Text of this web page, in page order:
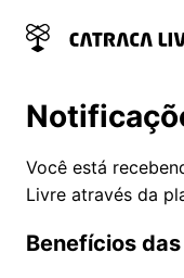
Você está
Livre através da
Benefícios